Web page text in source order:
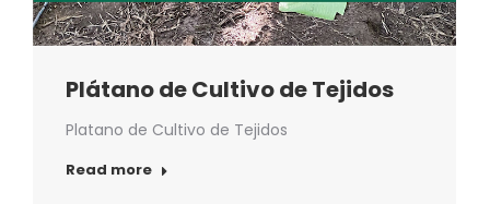
Plátano de Cultivo de Tejidos
Platano de Cultivo de Tejidos
Read more